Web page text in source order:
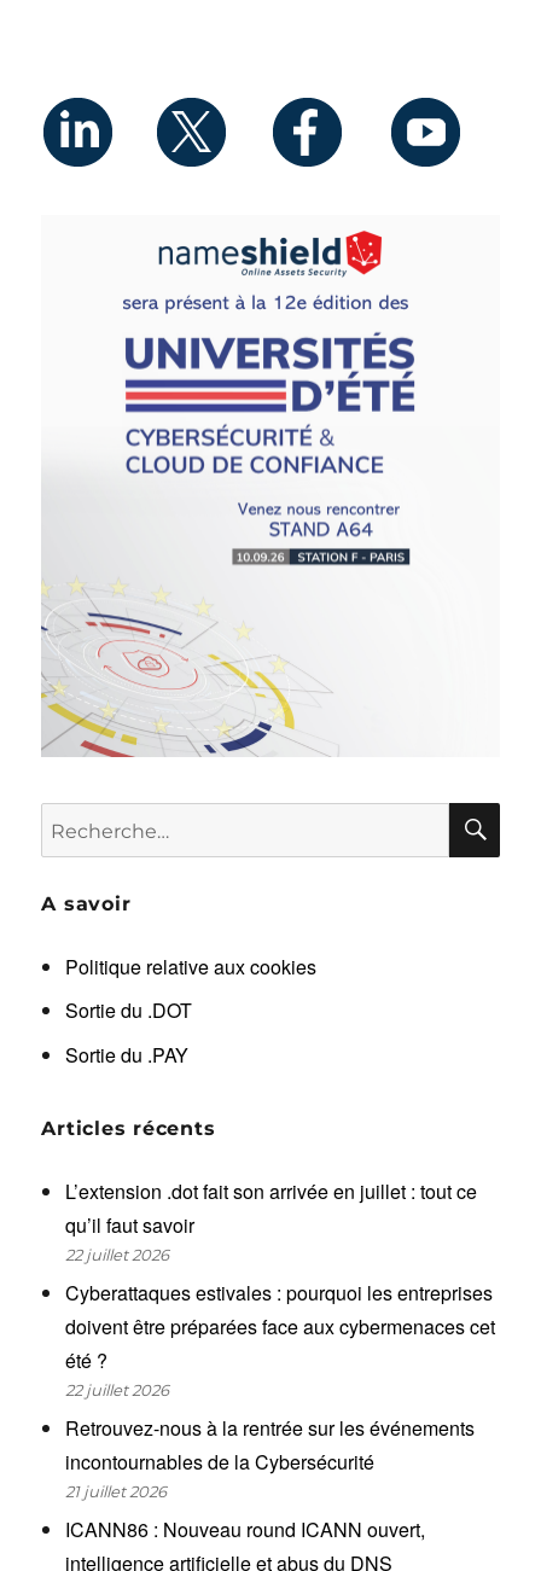
Recherche
pour :
A savoir
Politique relative aux cookies
Sortie du .DOT
Sortie du .PAY
Articles récents
L’extension .dot fait son arrivée en juillet : tout ce
qu’il faut savoir
22 juillet 2026
Cyberattaques estivales : pourquoi les entreprises
doivent être préparées face aux cybermenaces cet
été ?
22 juillet 2026
Retrouvez-nous à la rentrée sur les événements
incontournables de la Cybersécurité
21 juillet 2026
ICANN86 : Nouveau round ICANN ouvert,
intelligence artificielle et abus du DNS